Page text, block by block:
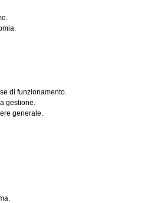
di funzionamento.
gestione.
generale.